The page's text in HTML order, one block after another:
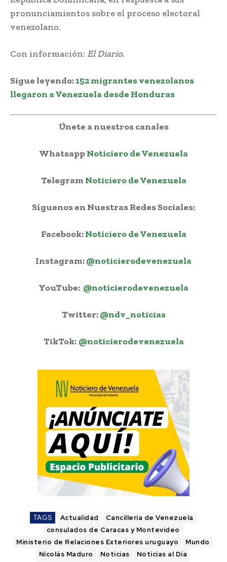
pronunciamientos sobre el proceso electoral
venezolano.
Con información: El Diario.
Sigue leyendo:152 migrantes venezolanos
llegaron a Venezuela desde Honduras
Únete a nuestros canales
WhatsappNoticiero de Venezuela
Telegram Noticiero de Venezuela
Síguenos en Nuestras Redes Sociales:
Facebook:Noticiero de Venezuela
Instagram:@noticierodevenezuela
YouTube: @noticierodevenezuela
Twitter:@ndv_noticias
TikTok: @noticierodevenezuela
TAGS Actualidad
Cancillería de Venezuela
consulados de Caracas y Montevideo
Ministerio de Relaciones Exteriores uruguayo
Mundo
Nicolás Maduro
Noticias
Noticias al Día